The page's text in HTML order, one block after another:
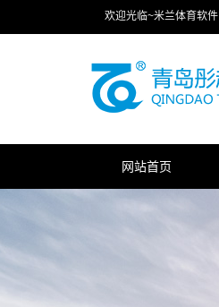
欢迎光临~米兰体育软件
网站首页